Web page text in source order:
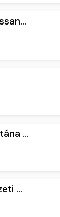
...
...